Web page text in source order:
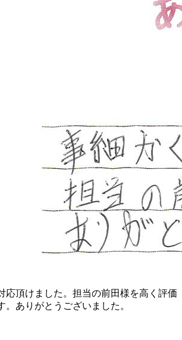
応頂けました。担当の前田様を高く評価
。ありがとうございました。